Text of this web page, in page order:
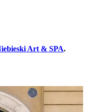
Art & SPA.